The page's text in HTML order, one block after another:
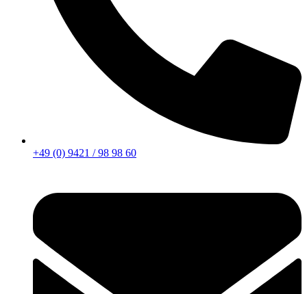
+49 (0) 9421 / 98 98 60